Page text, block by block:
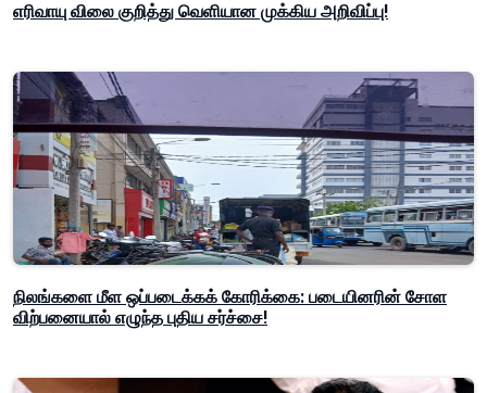
எரிவாயு விலை குறித்து வெளியான முக்கிய அறிவிப்பு!
நிலங்களை மீள ஒப்படைக்கக் கோரிக்கை: படையினரின் சோள
விற்பனையால் எழுந்த புதிய சர்ச்சை!